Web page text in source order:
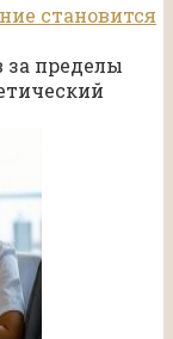
становится
пределы